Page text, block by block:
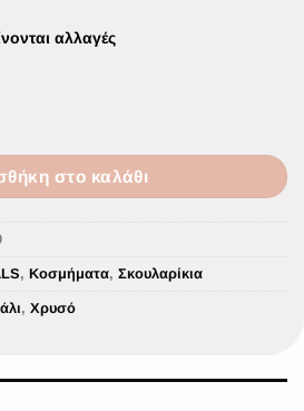
αλλαγές
στο καλάθι
, Κοσμήματα, Σκουλαρίκια
, Χρυσό